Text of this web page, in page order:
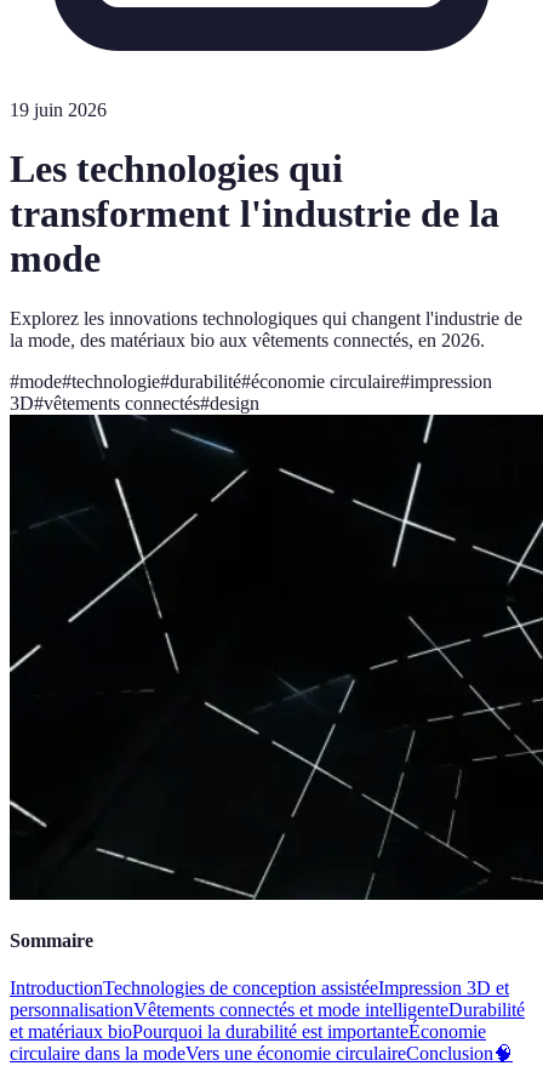
19 juin 2026
Les technologies qui
transforment l'industrie de la
mode
Explorez les innovations technologiques qui changent l'industrie de
la mode, des matériaux bio aux vêtements connectés, en 2026.
#mode#technologie#durabilité#économie circulaire#impression
3D#vêtements connectés#design
Sommaire
IntroductionTechnologies de conception assistéeImpression 3D et
personnalisationVêtements connectés et mode intelligenteDurabilité
et matériaux bioPourquoi la durabilité est importanteÉconomie
circulaire dans la modeVers une économie circulaireConclusion🧠